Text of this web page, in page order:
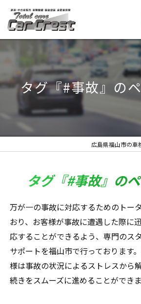
タグ『#事故』の
広島県福山市の車
タグ『#事故』の
万が一の事故に対応するためのトー
おり、お客様が事故に遭遇した際に
応することができるよう、専門のス
サポートを福山市で行っております
様は事故の状況によるストレスから
続きをスムーズに進めることができま